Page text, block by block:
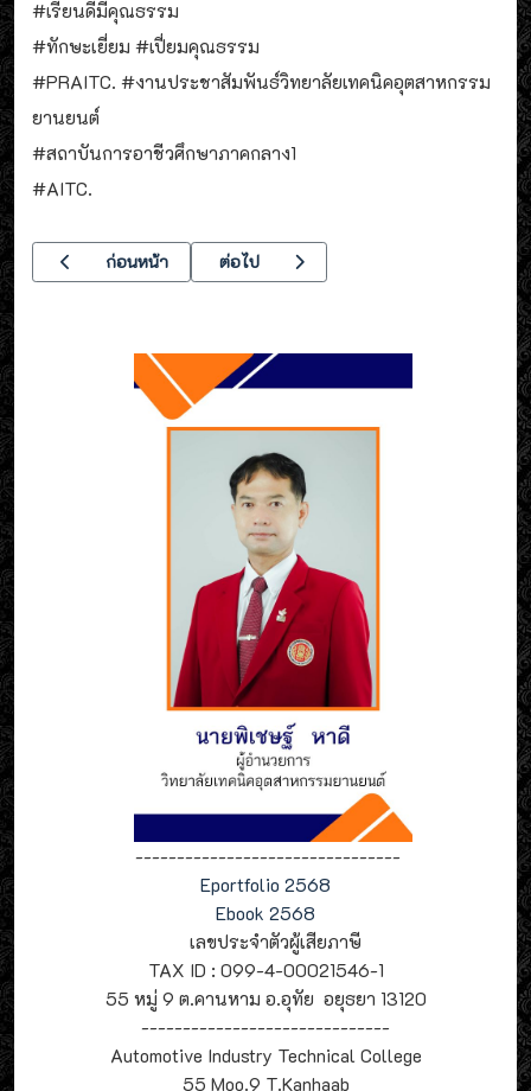
#เรียนดีมีคุณธรรม
#ทักษะเยี่ยม #เปี่ยมคุณธรรม
#PRAITC. #งานประชาสัมพันธ์วิทยาลัยเทคนิคอุตสาหกรรม
ยานยนต์
#สถาบันการอาชีวศึกษาภาคกลาง1
#AITC.
เนื้อหาก่อนหน้า: โครงการอบรมเชิงปฎิบัติการ การจัดทำแผนพัฒน
ก่อนหน้า เนื้อหาถัดไป: ต้อนรับ คณะศึกษาดูงาน จากวิ
ต่อไป
--------------------------------
Eportfolio 2568
Ebook 2568
เลขประจำตัวผู้เสียภาษี
TAX ID : 099-4-00021546-1
55 หมู่ 9 ต.คานหาม อ.อุทัย อยุธยา 13120
------------------------------
Automotive Industry Technical College
55 Moo.9 T.Kanhaab